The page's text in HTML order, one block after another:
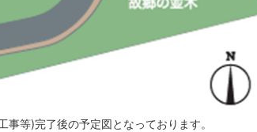
等)完了後の予定図となっております。